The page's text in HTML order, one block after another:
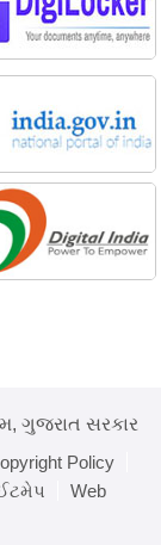
ગુજરાત સરકાર
Policy
Web